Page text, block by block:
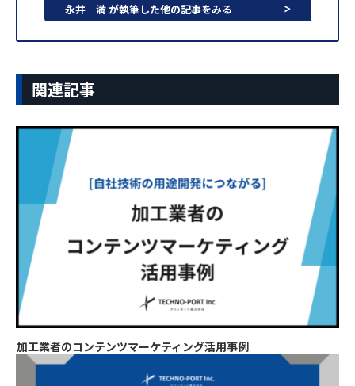
永井 満 が執筆した他の記事をみる
関連記事
加工業者のコンテンツマーケティング活用事例